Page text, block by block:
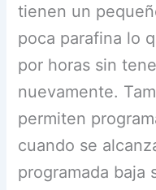
tienen un
poca parafina lo
por horas sin
nuevamente.
permiten
cuando se
programada baja